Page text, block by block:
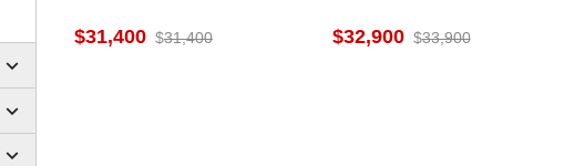
31,400 31,400 32,900 33,900